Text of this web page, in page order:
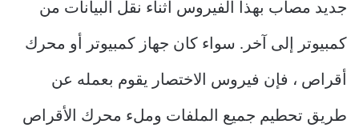
جديد مصاب بهذا الفيروس أثناء نقل البيانات من
كمبيوتر إلى آخر. سواء كان جهاز كمبيوتر أو محرك
أقراص ، فإن فيروس الاختصار يقوم بعمله عن
طريق تحطيم جميع الملفات وملء محرك الأقراص